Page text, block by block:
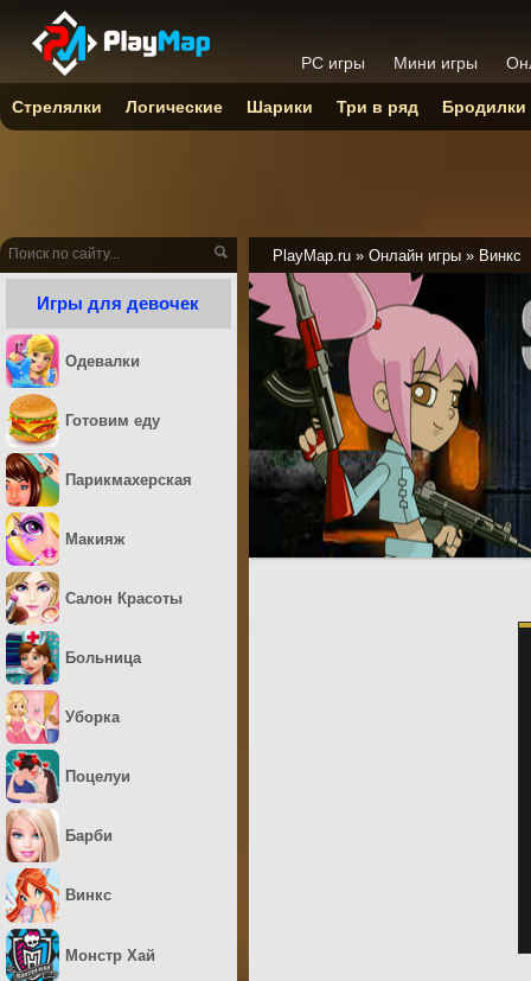
PlayMap.ru » Онлайн игры » Винкс
Игры для девочек
Одевалки
Готовим еду
Парикмахерская
Макияж
Салон Красоты
Больница
Уборка
Поцелуи
Барби
Винкс
Монстр Хай
PC игры Мини игры
Стрелялки Логические Шарики Три в ряд Бродилки